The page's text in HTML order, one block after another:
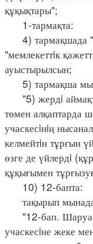
құқықтары";
1-тармақта:
4) тармақшада
"мемлекеттiк
ауыстырылсын;
5) тармақша
"5) жердi
төмен алқаптарда
учаскесiнiң
келмейтiн тұрғын
өзге де үйлердi
құқығымен
10) 12-бапта:
тақырып
"12-бап. Шаруа
учаскесiне жеке